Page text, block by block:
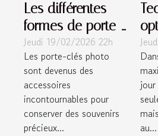
Les différentes
formes de porte-
clés photo
disponibles
Jeudi 19/02/2026 22h
Les porte-clés photo
sont devenus des
accessoires
incontournables pour
conserver des souvenirs
précieux...
au...